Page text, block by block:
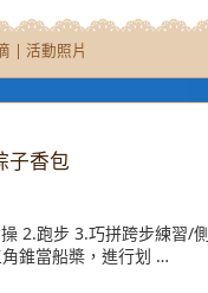
| 活動照片
子香包
2.跑步 3.巧拼跨步練習/
錐當船槳，進行划 …